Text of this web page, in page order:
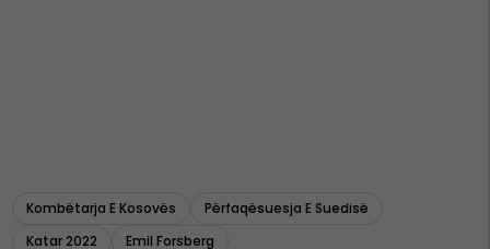
Kombëtarja E Kosovës
Përfaqësuesja E Suedisë
Katar 2022
Emil Forsberg